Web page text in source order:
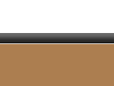
PORTAL ZAKOPIASKI -